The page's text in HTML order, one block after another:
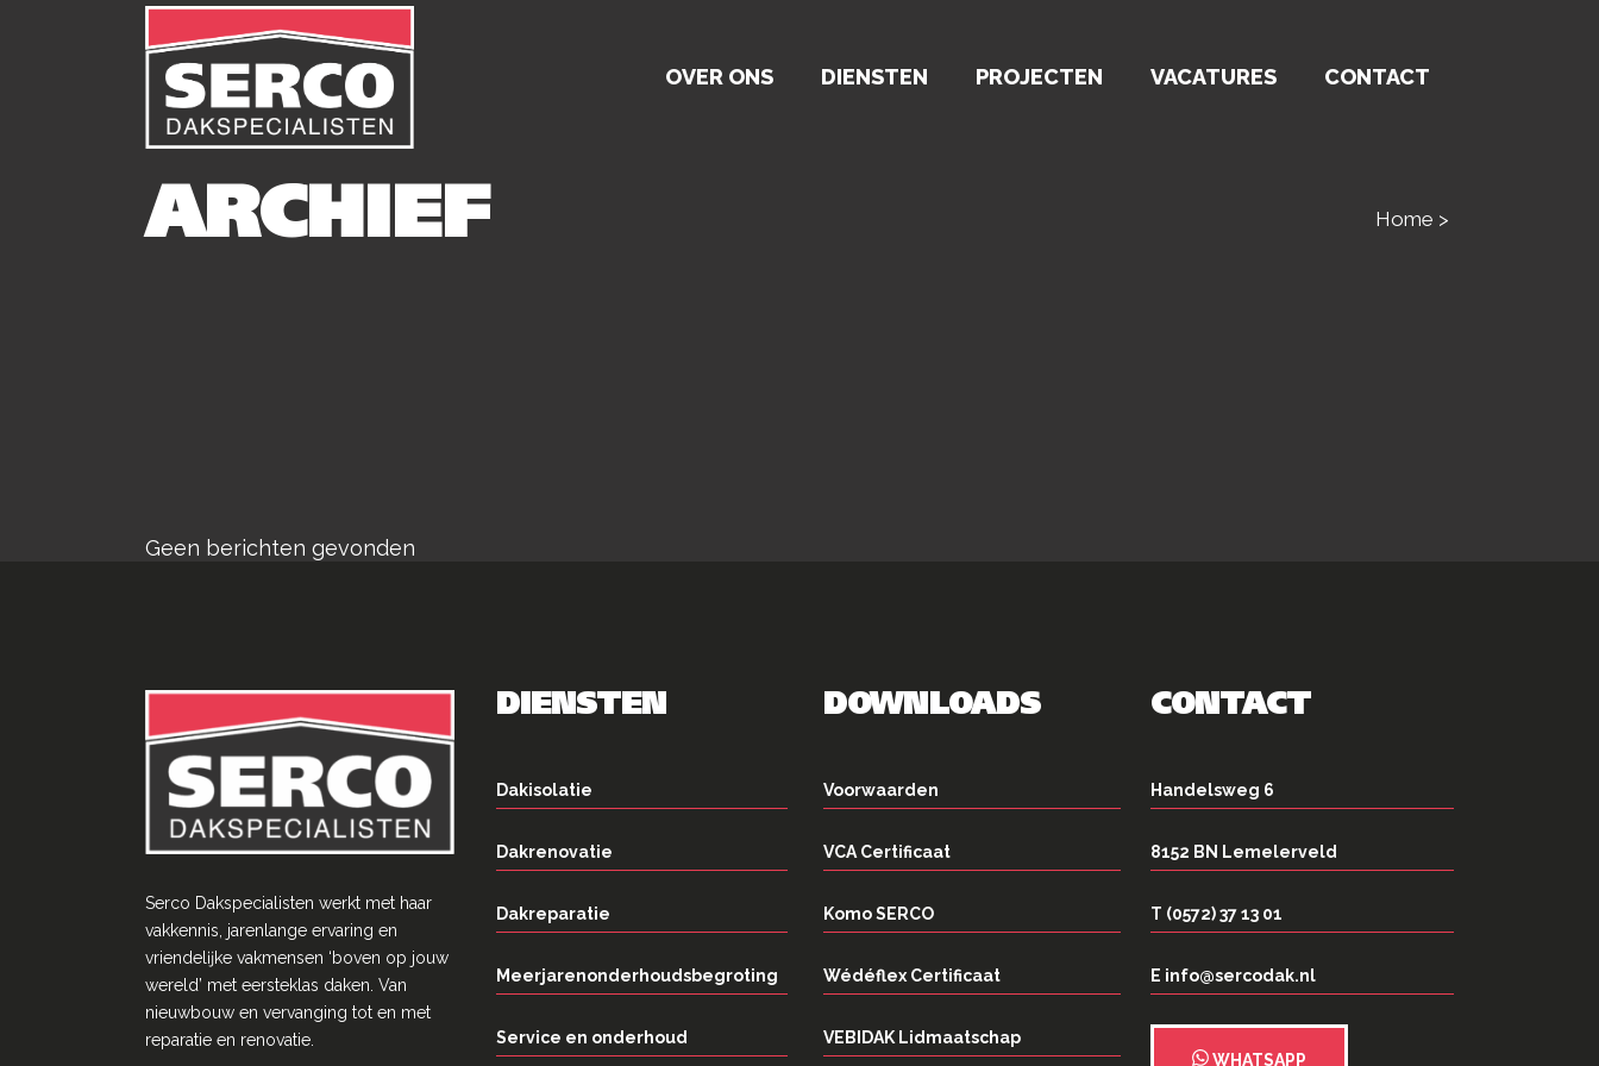
OVER ONS DIENSTEN PROJECTEN VACATURES CONTACT
ARCHIEF Home >
Geen berichten gevonden
Serco Dakspecialisten werkt met haar
vakkennis, jarenlange ervaring en
vriendelĳke vakmensen ‘boven op jouw
wereld’ met eersteklas daken. Van
nieuwbouw en vervanging tot en met
reparatie en renovatie.
DIENSTEN
Dakisolatie
Dakrenovatie
Dakreparatie
Meerjarenonderhoudsbegroting
Service en onderhoud
DOWNLOADS
Voorwaarden
VCA Certificaat
Komo SERCO
Wédéflex Certificaat
VEBIDAK Lidmaatschap
CONTACT
Handelsweg 6
8152 BN Lemelerveld
T (0572) 37 13 01
E info@sercodak.nl
WHATSAPP